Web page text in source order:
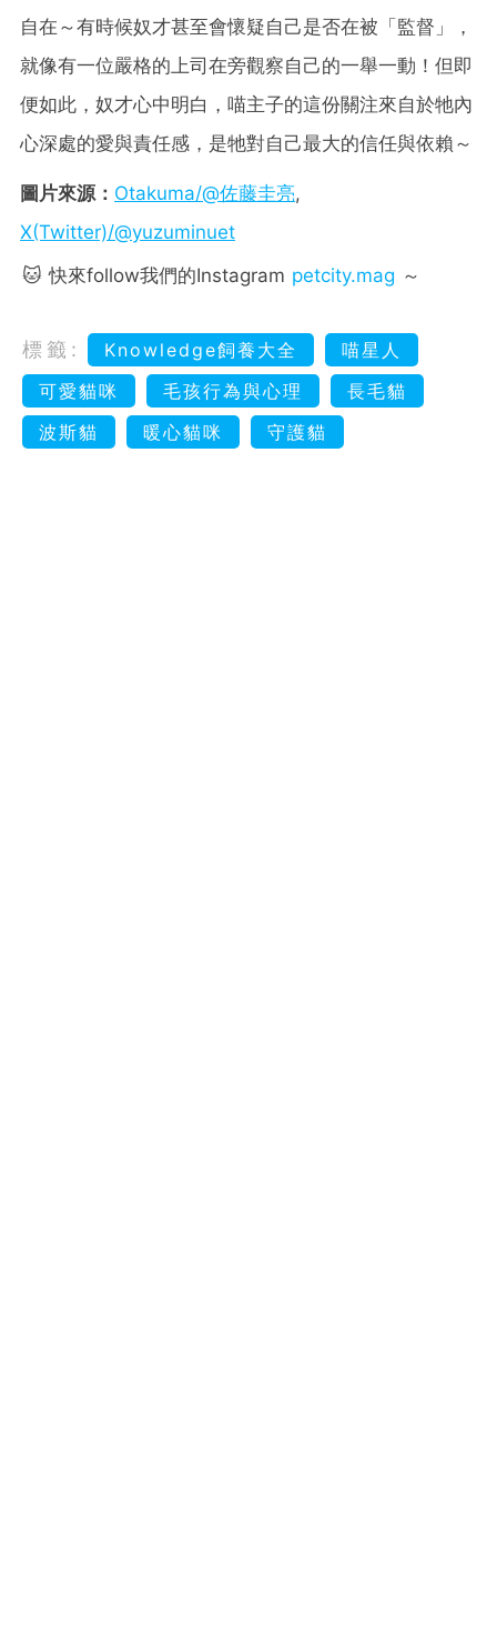
自在～有時候奴才甚至會懷疑自己是否在被「監督」，
就像有一位嚴格的上司在旁觀察自己的一舉一動！但即
便如此，奴才心中明白，喵主子的這份關注來自於牠內
心深處的愛與責任感，是牠對自己最大的信任與依賴～
圖片來源： Otakuma/@佐藤圭亮,
X(Twitter)/@yuzuminuet
🐱 快來follow我們的Instagram petcity.mag ～
標籤: Knowledge飼養大全
喵星人
可愛貓咪
毛孩行為與心理
長毛貓
波斯貓
暖心貓咪 守護貓